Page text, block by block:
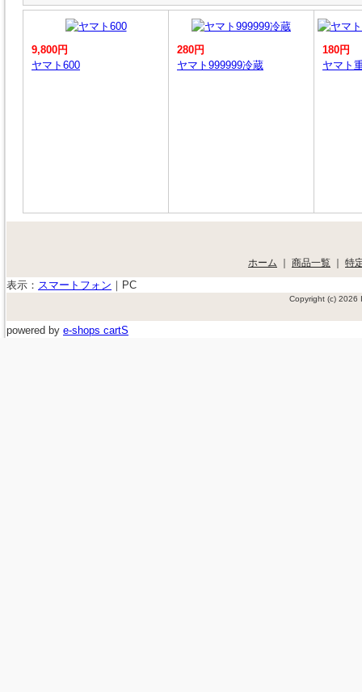
9,800円
ヤマト600
280円
ヤマト999999冷蔵
180円
ヤマト
ホーム ｜ 商品一覧 ｜ 特
表示： スマートフォン ｜ PC
Copyright (c) 2026
powered by e-shops cartS